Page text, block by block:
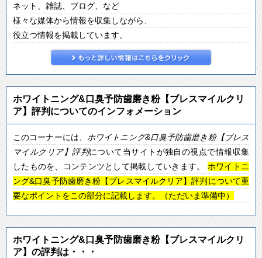
ネット、雑誌、ブログ、など
様々な媒体から情報を収集しながら、
役立つ情報を掲載しています。
ホワイトニング&口臭予防歯磨き粉【ブレスマイルクリ
ア】評判についてのインフォメーション
このコーナーには、 ホワイトニング&口臭予防歯磨き粉【ブレス
マイルクリア】評判について当サイトが独自の視点で情報収集
したものを、コンテンツとして掲載していきます。 ホワイトニ
ング&口臭予防歯磨き粉【ブレスマイルクリア】評判について重
要なポイントをこの部分に記載します。（ただいま準備中）
ホワイトニング&口臭予防歯磨き粉【ブレスマイルクリ
ア】の評判は・・・